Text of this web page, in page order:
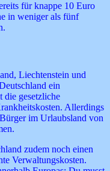
für knappe 10 Euro
in weniger als fünf
Liechtenstein und
ein
die gesetzliche
Allerdings
im Urlaubsland von
zudem noch einen
Verwaltungskosten.